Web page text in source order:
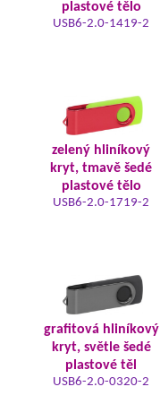
plastové tělo
USB6-2.0-1419-2
zelený hliníkový
kryt, tmavě šedé
plastové tělo
USB6-2.0-1719-2
grafitová hliníkový
kryt, světle šedé
plastové těl
USB6-2.0-0320-2